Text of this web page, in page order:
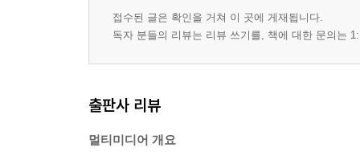
접수된 글은 확인을 거쳐 이 곳에 게재됩니다.
독자 분들의 리뷰는 리뷰 쓰기를, 책에 대한 문의는
출판사 리뷰
멀티미디어 개요